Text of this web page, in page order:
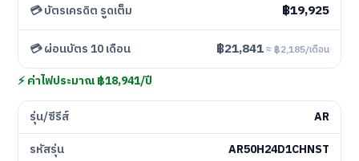
💳 บัตรเครดิต รูดเต็ม ฿19,925
💳 ผ่อนบัตร 10 เดือน ฿21,841≈ ฿2,185/เดือน
⚡ ค่าไฟประมาณ ฿18,941/ปี
รุ่น/ซีรีส์
AR
รหัสรุ่น
AR50H24D1CHNST